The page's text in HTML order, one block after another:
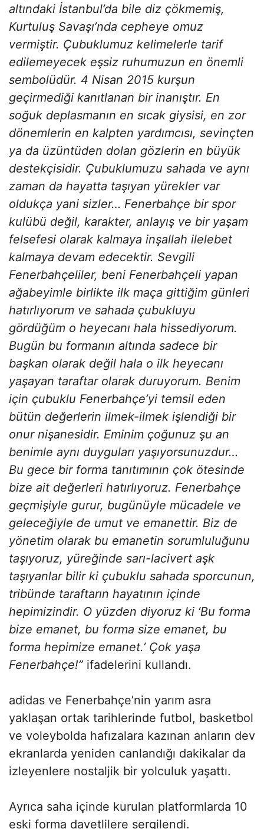
altındaki İstanbul’da bile diz çökmemiş,
Kurtuluş Savaşı’nda cepheye omuz
vermiştir. Çubuklumuz kelimelerle tarif
edilemeyecek eşsiz ruhumuzun en önemli
sembolüdür. 4 Nisan 2015 kurşun
geçirmediği kanıtlanan bir inanıştır. En
soğuk deplasmanın en sıcak giysisi, en zor
dönemlerin en kalpten yardımcısı, sevinçten
ya da üzüntüden dolan gözlerin en büyük
destekçisidir. Çubuklumuzu sahada ve aynı
zaman da hayatta taşıyan yürekler var
oldukça yani sizler… Fenerbahçe bir spor
kulübü değil, karakter, anlayış ve bir yaşam
felsefesi olarak kalmaya inşallah ilelebet
kalmaya devam edecektir. Sevgili
Fenerbahçeliler, beni Fenerbahçeli yapan
ağabeyimle birlikte ilk maça gittiğim günleri
hatırlıyorum ve sahada çubukluyu
gördüğüm o heyecanı hala hissediyorum.
Bugün bu formanın altında sadece bir
başkan olarak değil hala o ilk heyecanı
yaşayan taraftar olarak duruyorum. Benim
için çubuklu Fenerbahçe’yi temsil eden
bütün değerlerin ilmek-ilmek işlendiği bir
onur nişanesidir. Eminim çoğunuz şu an
benimle aynı duyguları yaşıyorsunuzdur…
Bu gece bir forma tanıtımının çok ötesinde
bize ait değerleri hatırlıyoruz. Fenerbahçe
geçmişiyle gurur, bugünüyle mücadele ve
geleceğiyle de umut ve emanettir. Biz de
yönetim olarak bu emanetin sorumluluğunu
taşıyoruz, yüreğinde sarı-lacivert aşk
taşıyanlar bilir ki çubuklu sahada sporcunun,
tribünde taraftarın hayatının içinde
hepimizindir. O yüzden diyoruz ki ‘Bu forma
bize emanet, bu forma size emanet, bu
forma hepimize emanet.’ Çok yaşa
Fenerbahçe!” ifadelerini kullandı.
adidas ve Fenerbahçe’nin yarım asra
yaklaşan ortak tarihlerinde futbol, basketbol
ve voleybolda hafızalara kazınan anların dev
ekranlarda yeniden canlandığı dakikalar da
izleyenlere nostaljik bir yolculuk yaşattı.
Ayrıca saha içinde kurulan platformlarda 10
eski forma davetlilere sergilendi.